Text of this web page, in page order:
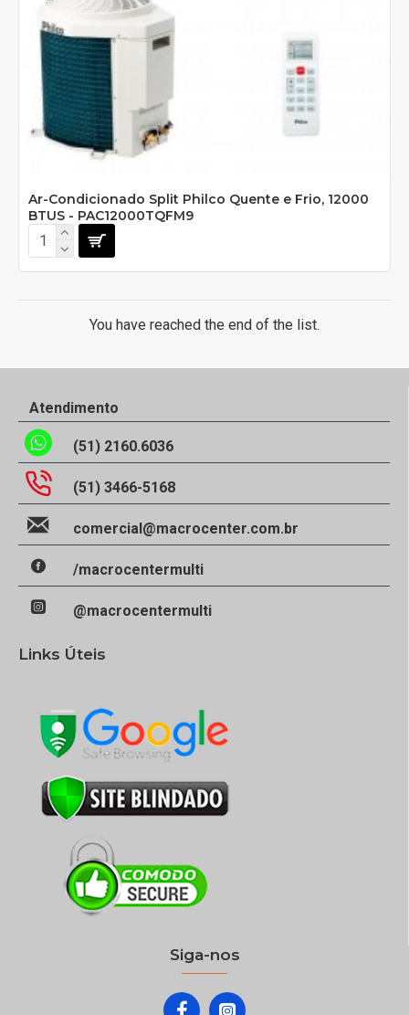
Ar-Condicionado Split Philco Quente e Frio, 12000
BTUS - PAC12000TQFM9
You have reached the end of the list.
Atendimento
(51) 2160.6036
(51) 3466-5168
comercial@macrocenter.com.br
/macrocentermulti
@macrocentermulti
Links Úteis
Siga-nos